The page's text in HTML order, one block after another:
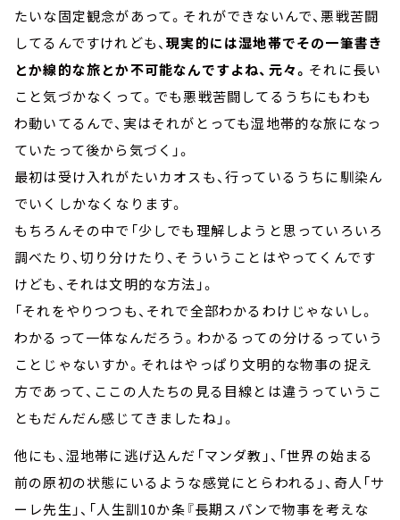
たいな固定観念があって。それができないんで、悪戦苦闘
してるんですけれども、現実的には湿地帯でその一筆書き
とか線的な旅とか不可能なんですよね、元々。 それに長い
こと気づかなくって。でも悪戦苦闘してるうちにもわも
わ動いてるんで、実はそれがとっても湿地帯的な旅になっ
ていたって後から気づく」。
最初は受け入れがたいカオスも、行っているうちに馴染ん
でいくしかなくなります。
もちろんその中で「少しでも理解しようと思っていろいろ
調べたり、切り分けたり、そういうことはやってくんです
けども、それは文明的な方法」。
「それをやりつつも、それで全部わかるわけじゃないし。
わかるって一体なんだろう。わかるっての分けるっていう
ことじゃないすか。それはやっぱり文明的な物事の捉え
方であって、ここの人たちの見る目線とは違うっていうこ
ともだんだん感じてきましたね」。
他にも、湿地帯に逃げ込んだ「マンダ教」、「世界の始まる
前の原初の状態にいるような感覚にとらわれる」、奇人「サ
ーレ先生」、「人生訓10か条『長期スパンで物事を考えな